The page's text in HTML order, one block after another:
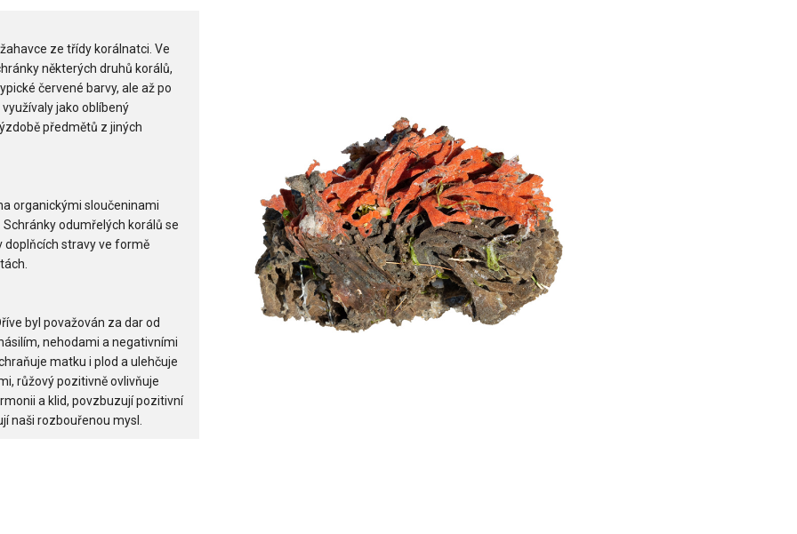
ze třídy korálnatci. Ve
některých druhů korálů,
červené barvy, ale až po
jako oblíbený
předmětů z jiných
organickými sloučeninami
odumřelých korálů se
doplňcích stravy ve formě
byl považován za dar od
nehodami a negativními
matku i plod a ulehčuje
růžový pozitivně ovlivňuje
a klid, povzbuzují pozitivní
naši rozbouřenou mysl.